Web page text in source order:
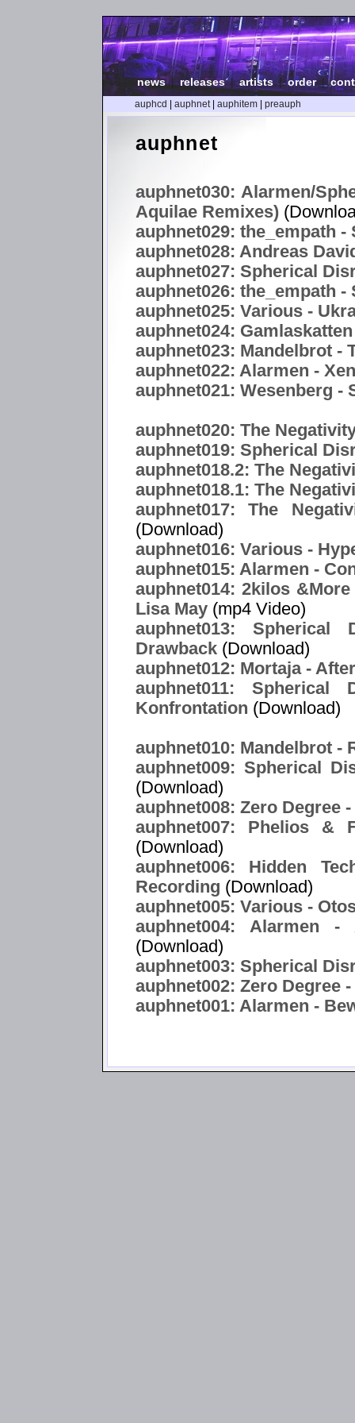
news| releases|artists |order|
auphcd auphnet| auphitem preauph
auphnet
auphnet030: Alarmen/
Aquilae Remixes)
auphnet029: the_empath -
auphnet028: Andreas
auphnet027: Spherical
auphnet026: the_empath -
auphnet025: Various -
auphnet024:
auphnet023: Mandelbrot -
auphnet022: Alarmen -
auphnet021: Wesenberg -
auphnet020: The
auphnet019: Spherical
auphnet018.2: The
auphnet018.1: The
auphnet017: The
(Download)
auphnet016: Various -
auphnet015: Alarmen -
auphnet014: 2kilos
Lisa May (mp4 Video)
auphnet013:
Drawback (Download)
auphnet012: Mortaja -
auphnet011:
Konfrontation (Download)
auphnet010: Mandelbrot -
auphnet009: Spherical
(Download)
auphnet008: Zero Degree
auphnet007: Phelios &
(Download)
auphnet006: Hidden
Recording (Download)
auphnet005: Various -
auphnet004:
(Download)
auphnet003: Spherical
auphnet002: Zero Degree
auphnet001: Alarmen -